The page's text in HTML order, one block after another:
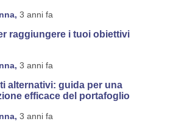
3 anni fa
raggiungere i tuoi obiettivi
3 anni fa
alternativi: guida per una
efficace del portafoglio
3 anni fa